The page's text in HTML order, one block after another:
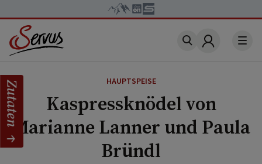
Account
HAUPTSPEISE
Kaspressknödel von
Marianne Lanner und Paula
Bründl
Zutaten